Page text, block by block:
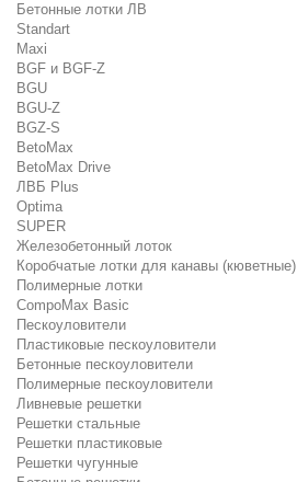
Бетонные лотки ЛВ
Standart
Maxi
BGF и BGF-Z
BGU
BGU-Z
BGZ-S
BetoMax
BetoMax Drive
ЛВБ Plus
Optima
SUPER
Железобетонный лоток
Коробчатые лотки для канавы (кюветные)
Полимерные лотки
CompoMax Basic
Пескоуловители
Пластиковые пескоуловители
Бетонные пескоуловители
Полимерные пескоуловители
Ливневые решетки
Решетки стальные
Решетки пластиковые
Решетки чугунные